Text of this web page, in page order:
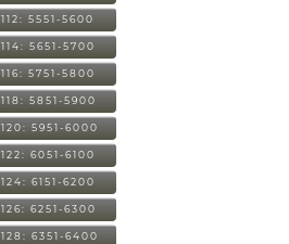
112: 5551-5600
114: 5651-5700
116: 5751-5800
118: 5851-5900
120: 5951-6000
122: 6051-6100
124: 6151-6200
126: 6251-6300
128: 6351-6400